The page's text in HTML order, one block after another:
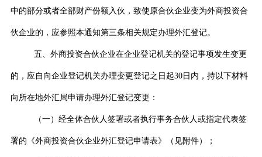
中的部分或者全部财产份额入伙，致使原合伙企业变为外商投资合
伙企业的，应参照本通知第三条相关规定办理外汇登记。
五、外商投资合伙企业在企业登记机关的登记事项发生变更
的，应自向企业登记机关办理变更登记之日起30日内，持以下材料
向所在地外汇局申请办理外汇登记变更：
（一）经全体合伙人签署或者执行事务合伙人或指定代表签
署的《外商投资合伙企业外汇登记申请表》（见附件）；